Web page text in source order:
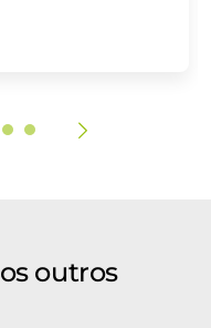
outros